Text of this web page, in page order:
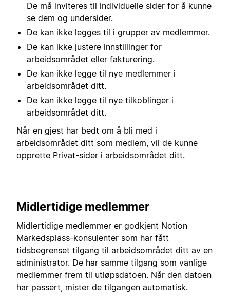
De må inviteres til individuelle sider for å kunne
se dem og undersider.
De kan ikke legges til i grupper av medlemmer.
De kan ikke justere innstillinger for
arbeidsområdet eller fakturering.
De kan ikke legge til nye medlemmer i
arbeidsområdet ditt.
De kan ikke legge til nye tilkoblinger i
arbeidsområdet ditt.
Når en gjest har bedt om å bli med i
arbeidsområdet ditt som medlem, vil de kunne
opprette Privat-sider i arbeidsområdet ditt.
Midlertidige medlemmer
Midlertidige medlemmer er godkjent Notion
Markedsplass-konsulenter som har fått
tidsbegrenset tilgang til arbeidsområdet ditt av en
administrator. De har samme tilgang som vanlige
medlemmer frem til utløpsdatoen. Når den datoen
har passert, mister de tilgangen automatisk.